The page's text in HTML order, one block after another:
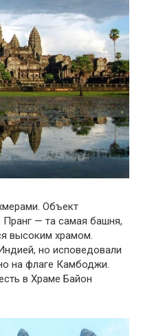
Объект
— та самая башня,
высоким храмом.
но исповедовали
на флаге Камбоджи.
в Храме Байон